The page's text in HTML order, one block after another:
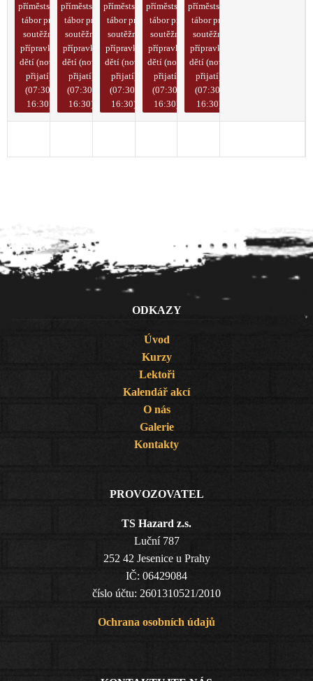
příměstský
tábor pro
soutěžní
přípravky
dětí (nově
přijatí)
(07:30-
16:30)
příměstský
tábor pro
soutěžní
přípravky
dětí (nově
přijatí)
(07:30-
16:30)
příměstský
tábor pro
soutěžní
přípravky
dětí (nově
přijatí)
(07:30-
16:30)
příměstský
tábor pro
soutěžní
přípravky
dětí (nově
přijatí)
(07:30-
16:30)
příměstský
tábor pro
soutěžní
přípravky
dětí (nově
přijatí)
(07:30-
16:30)
ODKAZY
Úvod
Kurzy
Lektoři
Kalendář akcí
O nás
Galerie
Kontakty
PROVOZOVATEL
TS Hazard z.s.
Luční 787
252 42 Jesenice u Prahy
IČ: 06429084
číslo účtu: 2601310521/2010
Ochrana osobních údajů